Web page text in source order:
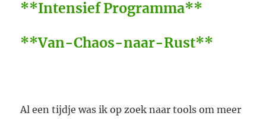
**Intensief Programma**
**Van-Chaos-naar-Rust**
Al een tijdje was ik op zoek naar tools om meer